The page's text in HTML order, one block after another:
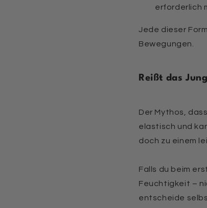
erforderlich
Jede dieser
Bewegungen.
Reißt das
Der Mythos,
elastisch und
doch zu einem
Falls du beim
Feuchtigkeit –
entscheide